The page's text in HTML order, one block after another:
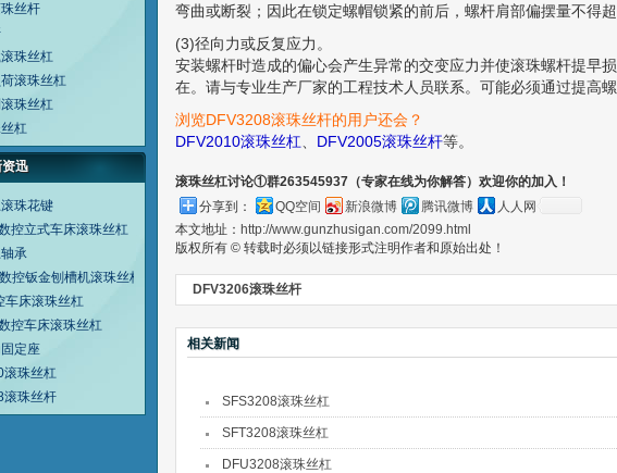
丝杆
珠丝杠
滚珠丝杠
珠丝杠
杠
迅
珠花键
控立式车床滚珠丝杠
承
控钣金刨槽机滚珠丝杠
车床滚珠丝杠
控车床滚珠丝杠
定座
滚珠丝杠
滚珠丝杆
弯曲或断裂；因此在锁定螺帽锁紧的前后，螺杆肩部偏摆量不得超
(3)径向力或反复应力。
安装螺杆时造成的偏心会产生异常的交变应力并使滚珠螺杆提早
在。请与专业生产厂家的工程技术人员联系。可能必须通过提高
浏览DFV3208滚珠丝杆的用户还会？
DFV2010滚珠丝杠
DFV2005滚珠丝杆等。
滚珠丝杠讨论①群263545937（专家在线为你解答）欢迎你的加入！
分享到：
QQ空间 新浪微博 腾讯微博
人人网
本文地址： http://www.gunzhusigan.com/2099.html
版权所有 © 转载时必须以链接形式注明作者和原始出处！
DFV3206滚珠丝杆
相关新闻
SFS3208滚珠丝杠
SFT3208滚珠丝杠
DFU3208滚珠丝杠